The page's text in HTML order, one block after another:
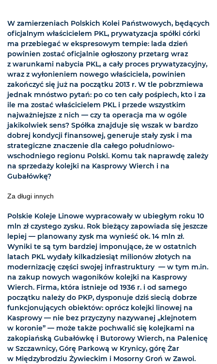
W zamierzeniach Polskich Kolei Państwowych, będących
oficjalnym właścicielem PKL, prywatyzacja spółki córki
ma przebiegać w ekspresowym tempie: lada dzień
powinien zostać oficjalnie ogłoszony przetarg wraz
z warunkami nabycia PKL, a cały proces prywatyzacyjny,
wraz z wyłonieniem nowego właściciela, powinien
zakończyć się już na początku 2013 r. W tle pobrzmiewa
jednak mnóstwo pytań: po co ten cały pośpiech, kto i za
ile ma zostać właścicielem PKL i przede wszystkim
najważniejsze z nich — czy ta operacja ma w ogóle
jakikolwiek sens? Spółka znajduje się wszak w bardzo
dobrej kondycji finansowej, generuje stały zysk i ma
strategiczne znaczenie dla całego południowo-
wschodniego regionu Polski. Komu tak naprawdę zależy
na sprzedaży kolejki na Kasprowy Wierch i na
Gubałówkę?
Za długi innych
Polskie Koleje Linowe wypracowały w ubiegłym roku 10
mln zł czystego zysku. Rok bieżący zapowiada się jeszcze
lepiej — planowany zysk ma wynieść ok. 14 mln zł.
Wyniki te są tym bardziej imponujące, że w ostatnich
latach PKL wydały kilkadziesiąt milionów złotych na
modernizację części swojej infrastruktury — w tym m.in.
na zakup nowych wagoników kolejki na Kasprowy
Wierch. Firma, która istnieje od 1936 r. i od samego
początku należy do PKP, dysponuje dziś siecią dobrze
funkcjonujących obiektów: oprócz kolejki linowej na
Kasprowy — nie bez przyczyny nazywanej „klejnotem
w koronie” — może także pochwalić się kolejkami na
zakopiańską Gubałówkę i Butorowy Wierch, na Palenicę
w Szczawnicy, Górę Parkową w Krynicy, górę Żar
w Międzybrodziu Żywieckim i Mosorny Groń w Zawoi.